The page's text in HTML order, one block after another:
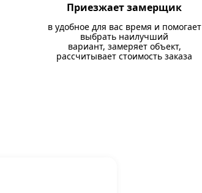
Приезжает замерщик
в удобное для вас время и помогает
выбрать наилучший
вариант, замеряет объект,
рассчитывает стоимость заказа